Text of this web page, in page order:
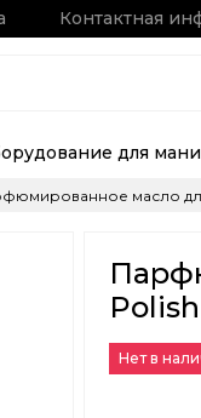
Контактная
для
масло
Нет в